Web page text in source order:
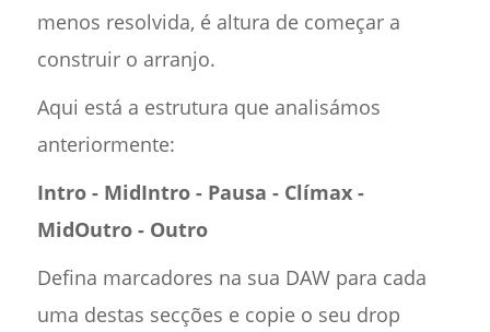
menos resolvida, é altura de começar a
construir o arranjo.
Aqui está a estrutura que analisámos
anteriormente:
Intro - MidIntro - Pausa - Clímax -
MidOutro - Outro
Defina marcadores na sua DAW para cada
uma destas secções e copie o seu drop